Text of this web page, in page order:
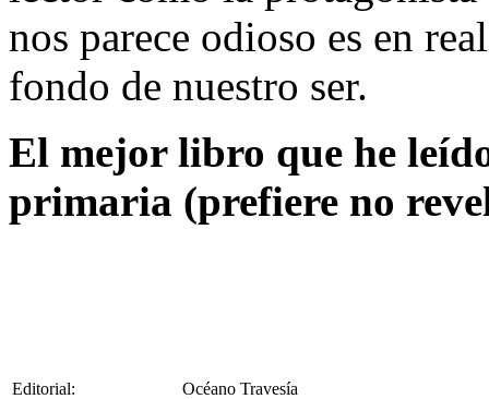
nos parece odioso es en
fondo de nuestro ser.
El mejor libro que he
primaria (prefiere no
Editorial:
Océano Travesía